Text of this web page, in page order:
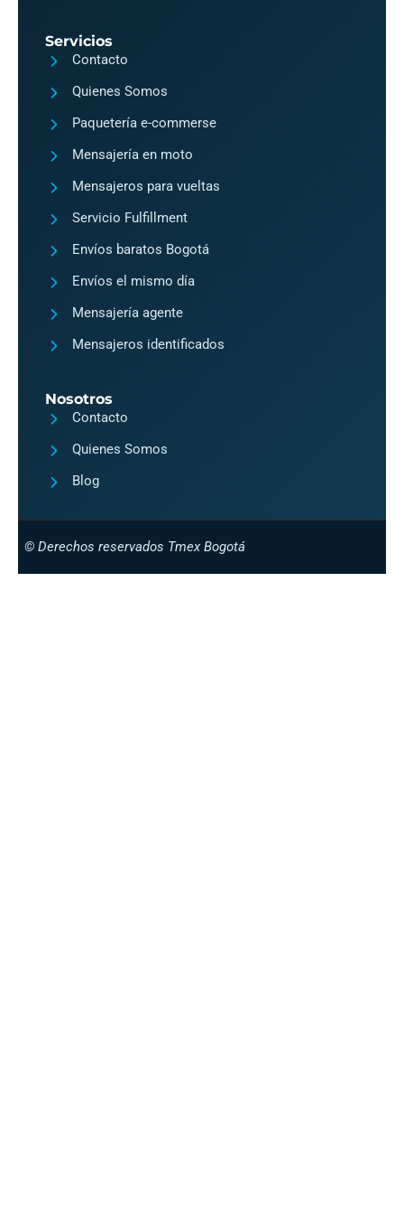
g
r
a
m
o
Servicios
Contacto
Quienes Somos
Paquetería e-commerse
Mensajería en moto
Mensajeros para vueltas
Servicio Fulfillment
Envíos baratos Bogotá
Envíos el mismo día
Mensajería agente
Mensajeros identificados
Nosotros
Contacto
Quienes Somos
Blog
© Derechos reservados Tmex Bogotá